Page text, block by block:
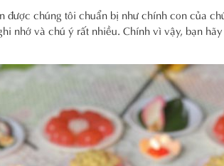
được chúng tôi chuẩn bị như chính con của
nhớ và chú ý rất nhiều. Chính vì vậy, bạn